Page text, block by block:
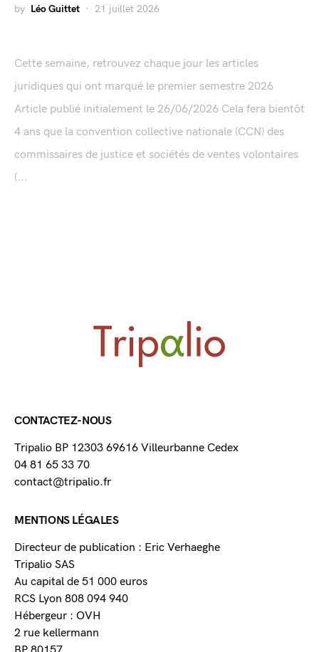
by Léo Guittet 21 juillet 2026
Cette semaine, retrouvez chaque jour les articles
juridiques qui ont marqué le premier semestre 2026
Article publié initialement le 26/06/2026 Cela fera bientôt
4 ans que la convention collective nationale (CCN) des
commissaires de justice et sociétés de ventes volontaires
(...
CONTACTEZ-NOUS
Tripalio BP 12303 69616 Villeurbanne Cedex
04 81 65 33 70
contact@tripalio.fr
MENTIONS LÉGALES
Directeur de publication : Eric Verhaeghe
Tripalio SAS
Au capital de 51 000 euros
RCS Lyon 808 094 940
Hébergeur : OVH
2 rue kellermann